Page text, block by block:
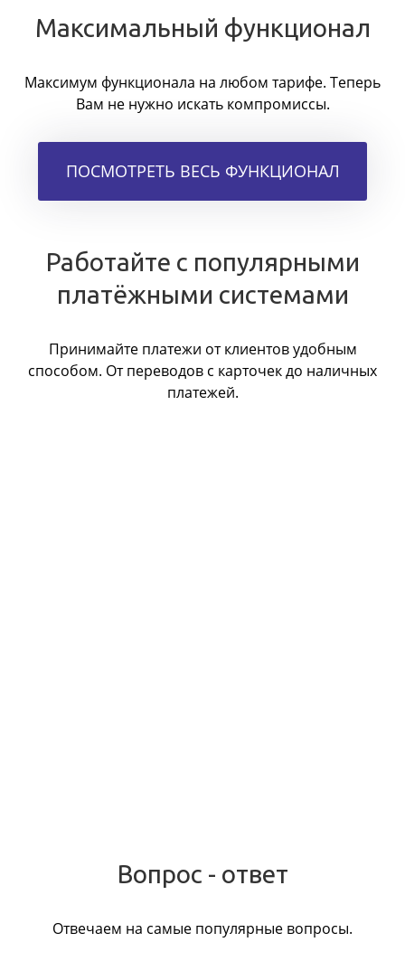
Максимальный функционал
Максимум функционала на любом тарифе. Теперь
Вам не нужно искать компромиссы.
ПОСМОТРЕТЬ ВЕСЬ ФУНКЦИОНАЛ
Работайте с популярными
платёжными системами
Принимайте платежи от клиентов удобным
способом. От переводов с карточек до наличных
платежей.
Вопрос - ответ
Отвечаем на самые популярные вопросы.